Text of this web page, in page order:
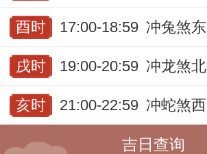
酉时 17:00-18:59 冲兔煞东
戌时 19:00-20:59 冲龙煞北
亥时 21:00-22:59 冲蛇煞西
吉日查询